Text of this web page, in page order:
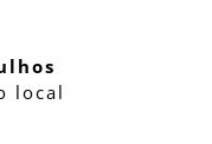
local